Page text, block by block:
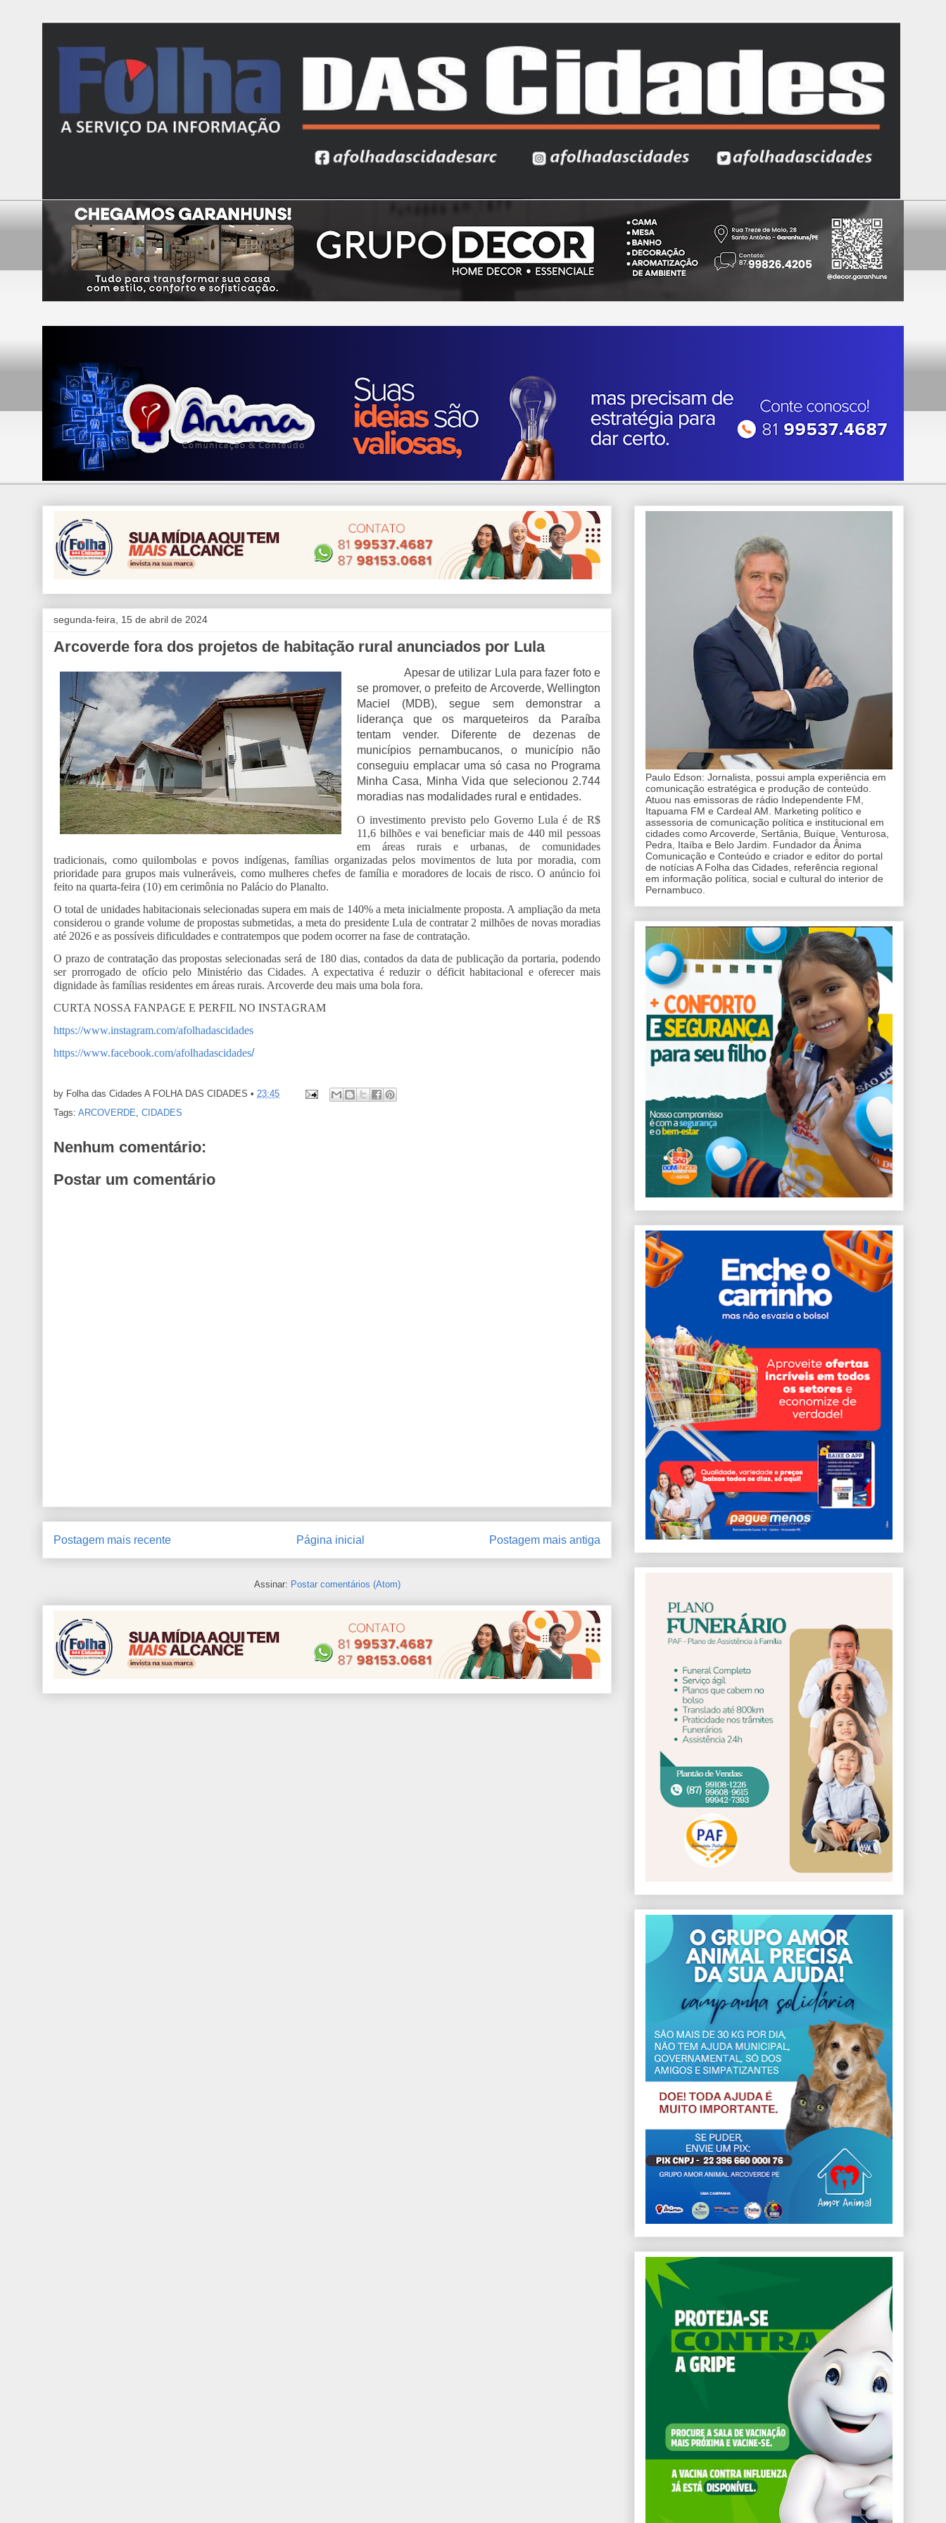
segunda-feira, 15 de abril de 2024
Arcoverde fora dos projetos de habitação rural anunciados por Lula
Apesar de utilizar Lula para fazer foto e
se promover, o prefeito de Arcoverde, Wellington
Maciel (MDB), segue sem demonstrar a
liderança que os marqueteiros da Paraíba
tentam vender. Diferente de dezenas de
municípios pernambucanos, o município não
conseguiu emplacar uma só casa no Programa
Minha Casa, Minha Vida que selecionou 2.744
moradias nas modalidades rural e entidades.
O investimento previsto pelo Governo Lula é de R$
11,6 bilhões e vai beneficiar mais de 440 mil pessoas
em áreas rurais e urbanas, de comunidades
tradicionais, como quilombolas e povos indígenas, famílias organizadas pelos movimentos de luta por moradia, com
prioridade para grupos mais vulneráveis, como mulheres chefes de família e moradores de locais de risco. O anúncio foi
feito na quarta-feira (10) em cerimônia no Palácio do Planalto.
O total de unidades habitacionais selecionadas supera em mais de 140% a meta inicialmente proposta. A ampliação da meta
considerou o grande volume de propostas submetidas, a meta do presidente Lula de contratar 2 milhões de novas moradias
até 2026 e as possíveis dificuldades e contratempos que podem ocorrer na fase de contratação.
O prazo de contratação das propostas selecionadas será de 180 dias, contados da data de publicação da portaria, podendo
ser prorrogado de ofício pelo Ministério das Cidades. A expectativa é reduzir o déficit habitacional e oferecer mais
dignidade às famílias residentes em áreas rurais. Arcoverde deu mais uma bola fora.
CURTA NOSSA FANPAGE E PERFIL NO INSTAGRAM
https://www.instagram.com/afolhadascidades
https://www.facebook.com/afolhadascidades/
by Folha das Cidades A FOLHA DAS CIDADES • 23:45
Tags: ARCOVERDE, CIDADES
Nenhum comentário:
Postar um comentário
Postagem mais recente Postagem mais antiga
Página inicial
Assinar: Postar comentários (Atom)
Paulo Edson: Jornalista, possui ampla experiência em
comunicação estratégica e produção de conteúdo.
Atuou nas emissoras de rádio Independente FM,
Itapuama FM e Cardeal AM. Marketing político e
assessoria de comunicação política e institucional em
cidades como Arcoverde, Sertânia, Buíque, Venturosa,
Pedra, Itaíba e Belo Jardim. Fundador da Ânima
Comunicação e Conteúdo e criador e editor do portal
de notícias A Folha das Cidades, referência regional
em informação política, social e cultural do interior de
Pernambuco.